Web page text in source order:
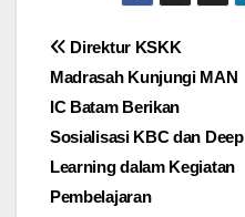
Post
navigation
Direktur KSKK
Madrasah Kunjungi MAN
IC Batam Berikan
Sosialisasi KBC dan Deep
Learning dalam Kegiatan
Pembelajaran